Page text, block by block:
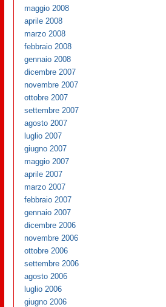
maggio 2008
aprile 2008
marzo 2008
febbraio 2008
gennaio 2008
dicembre 2007
novembre 2007
ottobre 2007
settembre 2007
agosto 2007
luglio 2007
giugno 2007
maggio 2007
aprile 2007
marzo 2007
febbraio 2007
gennaio 2007
dicembre 2006
novembre 2006
ottobre 2006
settembre 2006
agosto 2006
luglio 2006
giugno 2006